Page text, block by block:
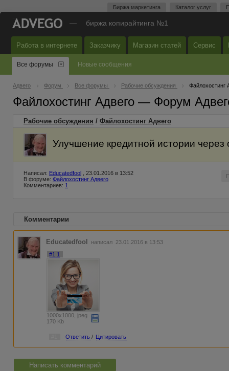
Биржа маркетинга Каталог услуг
— биржа копирайтинга №1
Работа в интернете Заказчику Магазин статей Сервис
Все форумы Новые сообщения
Адвего Форум Все форумы Рабочие обсуждения Файлохостинг
Файлохостинг Адвего — Форум
Рабочие обсуждения / Файлохостинг Адвего
Улучшение кредитной истории через
Написал: Educatedfool , 23.01.2016 в 13:52
В форуме: Файлохостинг Адвего
Комментариев: 1
Комментарии
Educatedfool
написал 23.01.2016 в 13:53
#1.1
1000x1000, jpeg
170 Kb
Ответить / Цитировать
Написать комментарий